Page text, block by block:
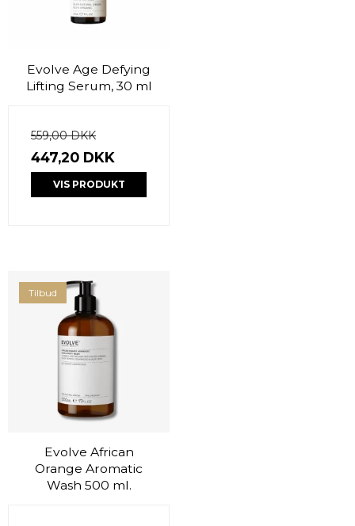
Evolve Age Defying
Lifting Serum, 30 ml
559,00 DKK
447,20 DKK
VIS PRODUKT
Tilbud
Evolve African
Orange Aromatic
Wash 500 ml.